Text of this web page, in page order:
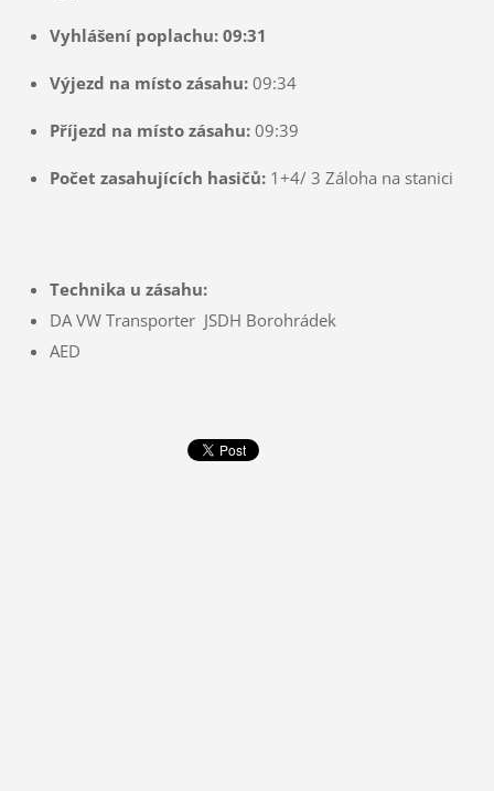
Vyhlášení poplachu: 09:31
Výjezd na místo zásahu:09:34
Příjezd na místo zásahu: 09:39
Počet zasahujících hasičů: 1+4/ 3 Záloha na stanici
Technika u zásahu:
DA VW Transporter JSDH Borohrádek
AED